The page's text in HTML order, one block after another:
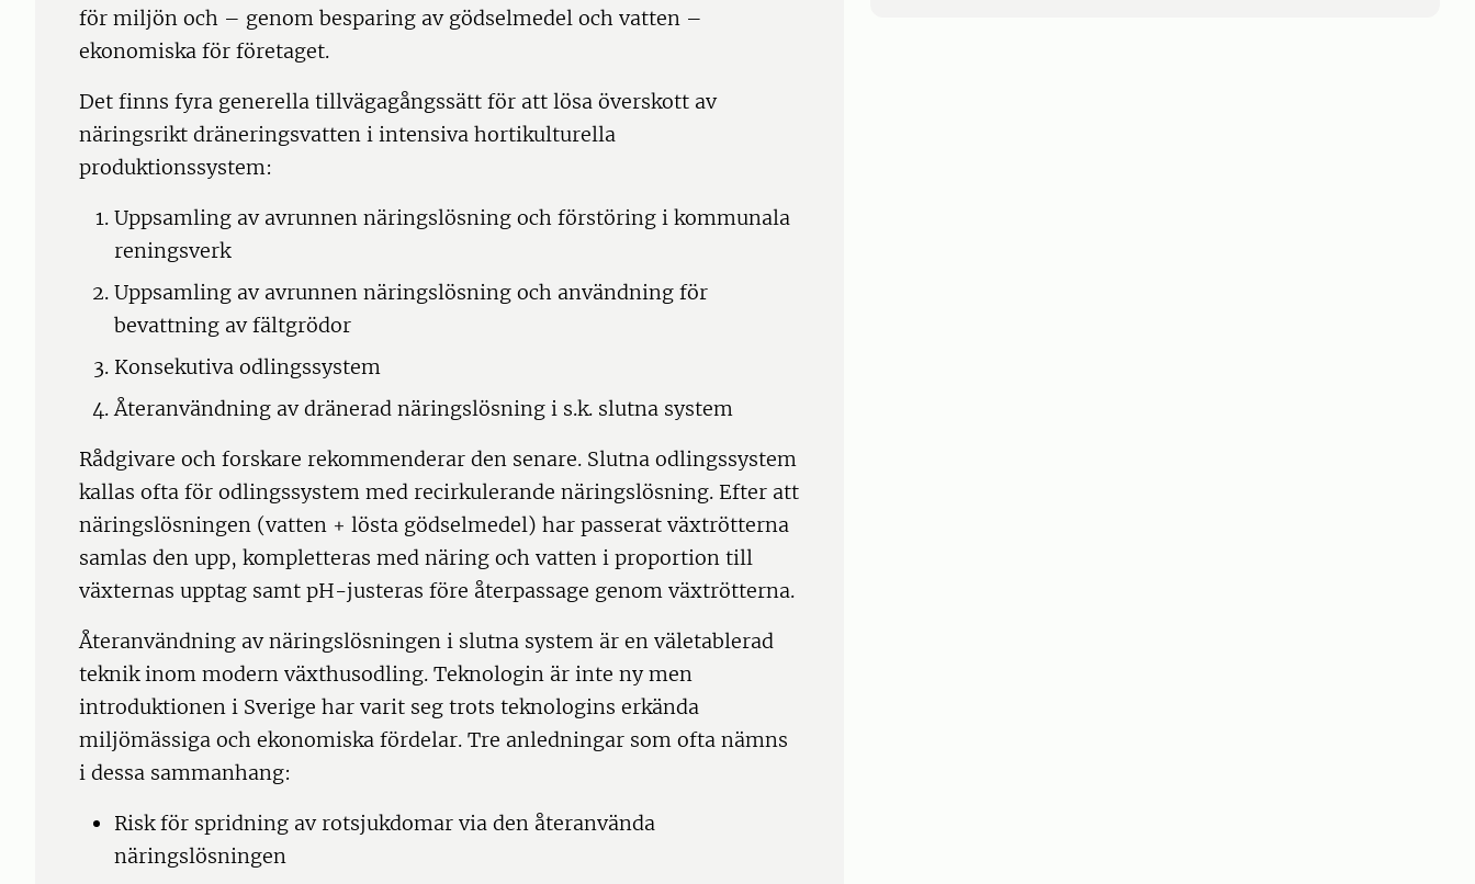
för miljön och – genom besparing av gödselmedel och vatten –
ekonomiska för företaget.
Det finns fyra generella tillvägagångssätt för att lösa överskott av
näringsrikt dräneringsvatten i intensiva hortikulturella
produktionssystem:
Uppsamling av avrunnen näringslösning och förstöring i kommunala
reningsverk
Uppsamling av avrunnen näringslösning och användning för
bevattning av fältgrödor
Konsekutiva odlingssystem
Återanvändning av dränerad näringslösning i s.k. slutna system
Rådgivare och forskare rekommenderar den senare. Slutna odlingssystem
kallas ofta för odlingssystem med recirkulerande näringslösning. Efter att
näringslösningen (vatten + lösta gödselmedel) har passerat växtrötterna
samlas den upp, kompletteras med näring och vatten i proportion till
växternas upptag samt pH-justeras före återpassage genom växtrötterna.
Återanvändning av näringslösningen i slutna system är en väletablerad
teknik inom modern växthusodling. Teknologin är inte ny men
introduktionen i Sverige har varit seg trots teknologins erkända
miljömässiga och ekonomiska fördelar. Tre anledningar som ofta nämns
i dessa sammanhang:
Risk för spridning av rotsjukdomar via den återanvända
näringslösningen